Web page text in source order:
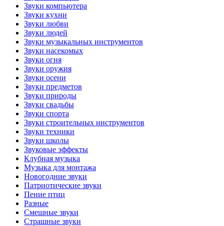
Звуки компьютера
Звуки кухни
Звуки любви
Звуки людей
Звуки музыкальных инструментов
Звуки насекомых
Звуки огня
Звуки оружия
Звуки осени
Звуки предметов
Звуки природы
Звуки свадьбы
Звуки спорта
Звуки строительных инструментов
Звуки техники
Звуки школы
Звуковые эффекты
Клубная музыка
Музыка для монтажа
Новогодние звуки
Патриотические звуки
Пение птиц
Разные
Смешные звуки
Страшные звуки